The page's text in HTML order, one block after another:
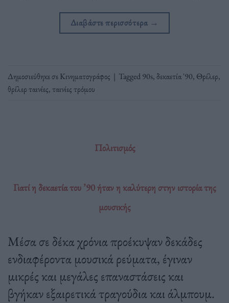
Διαβάστε περισσότερα →
Δημοσιεύθηκε σεΚινηματογράφος | Tagged90s,δεκαετία '90, Θρίλερ,
θρίλερ ταινίες,ταινίες τρόμου
Πολιτισμός
Γιατί η δεκαετία του ’90 ήταν η καλύτερη στην ιστορία της
μουσικής
Μέσα σε δέκα χρόνια προέκυψαν δεκάδες
ενδιαφέροντα μουσικά ρεύματα, έγιναν
μικρές και μεγάλες επαναστάσεις και
βγήκαν εξαιρετικά τραγούδια και άλμπουμ.